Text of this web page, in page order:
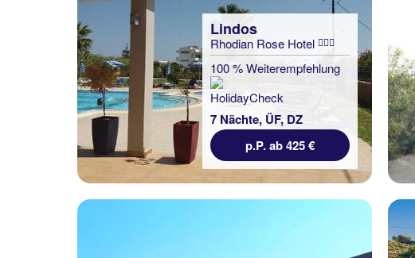
Lindos
Rhodian Rose Hotel
100 % Weiterempfehlung
7 Nächte, ÜF, DZ
p.P. ab 425 €